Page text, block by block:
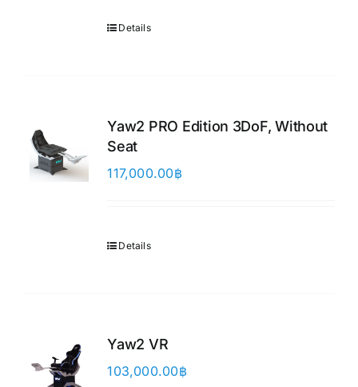
Details
Yaw2 PRO Edition 3DoF, Without
Seat
117,000.00฿
Details
Yaw2 VR
103,000.00฿